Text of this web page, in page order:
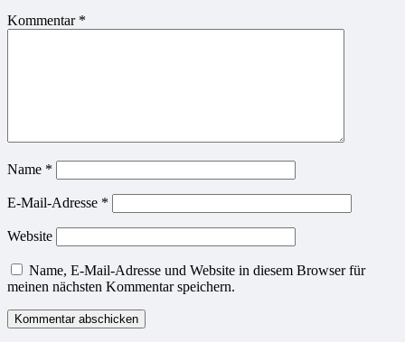
Kommentar *
Name *
E-Mail-Adresse *
Website
Name, E-Mail-Adresse und Website in diesem Browser für
meinen nächsten Kommentar speichern.